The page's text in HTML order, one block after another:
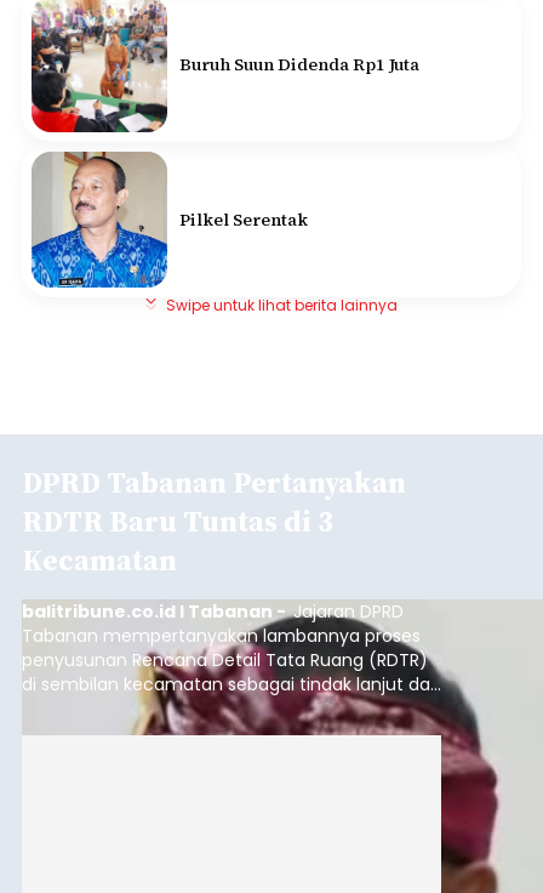
Buruh Suun Didenda Rp1 Juta
Pilkel Serentak
Swipe untuk lihat berita lainnya
DPRD Tabanan Pertanyakan
RDTR Baru Tuntas di 3
Kecamatan
balitribune.co.id I Tabanan -Jajaran DPRD
Tabanan mempertanyakan lambannya proses
penyusunan Rencana Detail Tata Ruang (RDTR)
di sembilan kecamatan sebagai tindak lanjut dari
pelaksanaan RTRW.